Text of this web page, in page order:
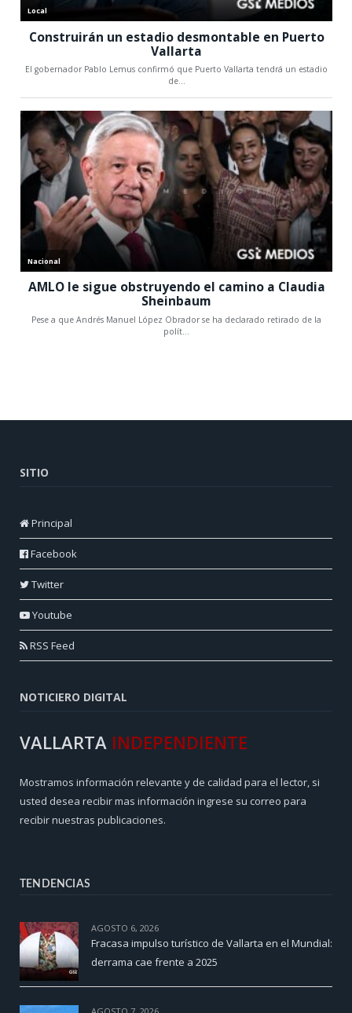
SITIO
Principal
Facebook
Twitter
Youtube
RSS Feed
NOTICIERO DIGITAL
VALLARTA INDEPENDIENTE
Mostramos información relevante y de calidad para el lector, si
usted desea recibir mas información ingrese su correo para
recibir nuestras publicaciones.
TENDENCIAS
AGOSTO 6, 2026
Fracasa impulso turístico de Vallarta en el Mundial:
derrama cae frente a 2025